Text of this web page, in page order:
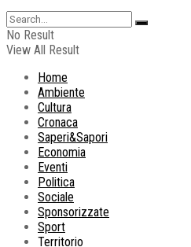
No Result
View All Result
Home
Ambiente
Cultura
Cronaca
Saperi&Sapori
Economia
Eventi
Politica
Sociale
Sponsorizzate
Sport
Territorio